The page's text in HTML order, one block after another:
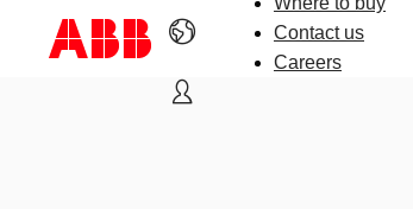
Contact us
Careers